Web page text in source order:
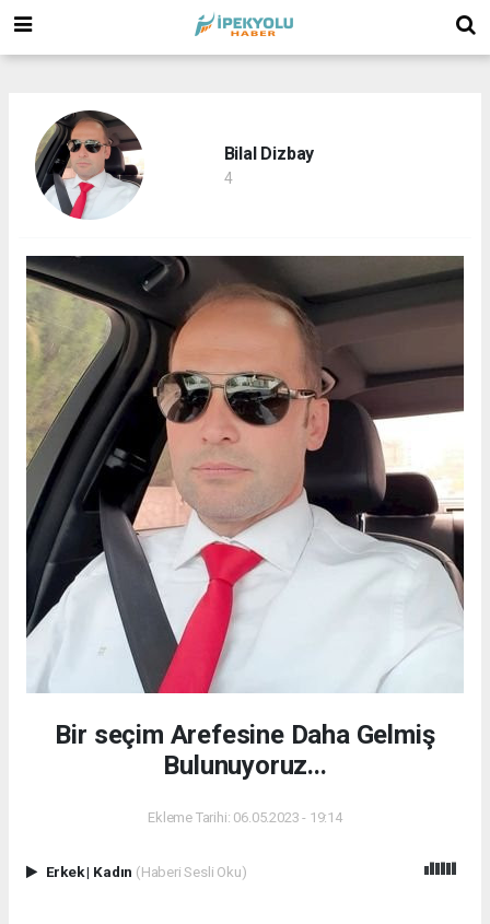
Bilal Dizbay
4
Bir seçim Arefesine Daha Gelmiş
Bulunuyoruz...
Ekleme Tarihi: 06.05.2023 - 19:14
Erkek| Kadın (Haberi Sesli Oku)